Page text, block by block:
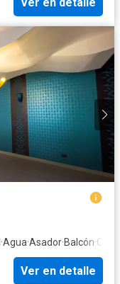
·Agua·Asador·Balcón·
Ver en detalle